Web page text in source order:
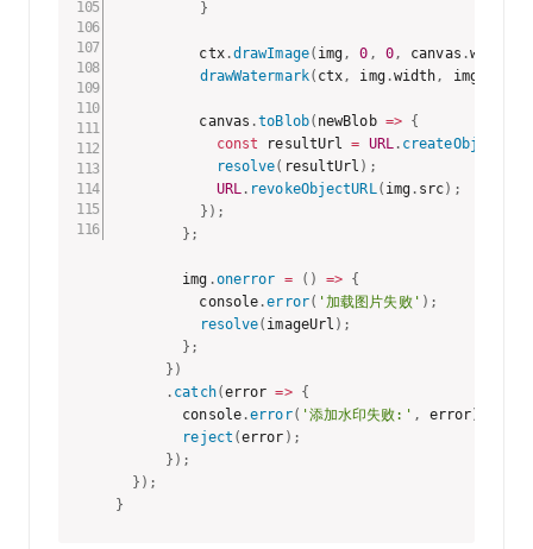
}
          ctx
.drawImage( img, 0 , 0, canvas .width
drawWatermark( ctx, img.width, img
          canvas
.toBlob( newBlob => {
const resultUrl = URL. createObjectURL
resolve( resultUrl ) ;
URL . revokeObjectURL( img . src) ;
} ) ;
} ;
        img
.onerror = ( ) => {
          console
.error( '加载图片失败' ) ;
resolve( imageUrl ) ;
} ;
} )
. catch(error => {
        console
.error( '添加水印失败:' , error)
reject (error ) ;
} ) ;
} ) ;
}